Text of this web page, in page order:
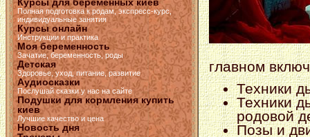
Полная подготовка к родам, экспресс-курс,
индивидуальные занятия
Курсы онлайн
Инструкции и практика
Моя беременность
Зачатие, беременность, роды
Детская
Здоровье, уход, питание, развитие
Аудиосказки
Послушай сказки у нас на сайте
Подушки для кормления купить
киев
Лучшие качество и цена
Новость дня
главном
Техники
Техники
родовой
Позы и